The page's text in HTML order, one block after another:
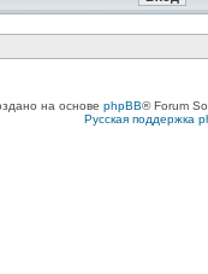
на основе phpBB® Forum
Русская поддержка